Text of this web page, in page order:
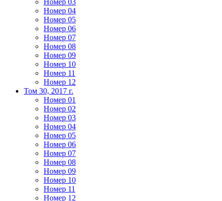
Номер 03
Номер 04
Номер 05
Номер 06
Номер 07
Номер 08
Номер 09
Номер 10
Номер 11
Номер 12
Том 30, 2017 г.
Номер 01
Номер 02
Номер 03
Номер 04
Номер 05
Номер 06
Номер 07
Номер 08
Номер 09
Номер 10
Номер 11
Номер 12